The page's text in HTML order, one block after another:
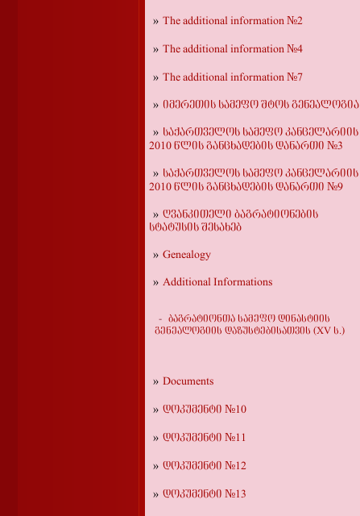
The additional information №2
The additional information №4
The additional information №7
იმერეთის სამეფო შტოს გენეალოგია
საქართველოს სამეფო კანცელარიის
2010 წლის განცხადების დანართი №3
საქართველოს სამეფო კანცელარიის
2010 წლის განცხადების დანართი №9
ღვანკითელი ბაგრატიონების
სტატუსის შესახებ
Genealogy
Additional Informations
ბაგრატიონთა სამეფო დინასტიის
გენეალოგიის დაზუსტებისათვის (XV ს.)
Documents
დოკუმენტი №10
დოკუმენტი №11
დოკუმენტი №12
დოკუმენტი №13